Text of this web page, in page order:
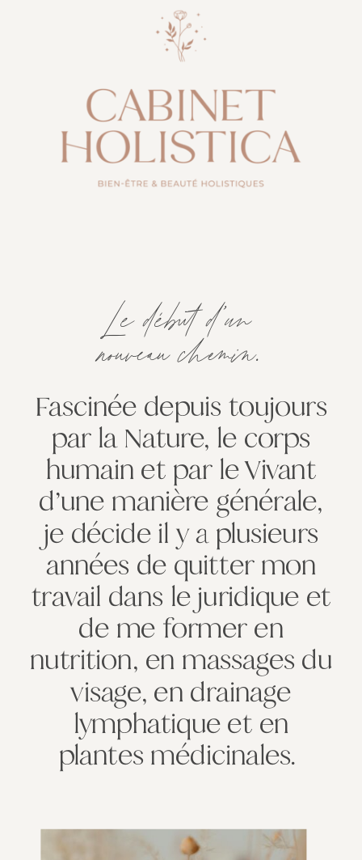
Le début d’un
nouveau chemin.
Fascinée depuis toujours
par la Nature, le corps
humain et par le Vivant
d’une manière générale,
je décide il y a plusieurs
années de quitter mon
travail dans le juridique et
de me former en
nutrition, en massages du
visage, en drainage
lymphatique et en
plantes médicinales.